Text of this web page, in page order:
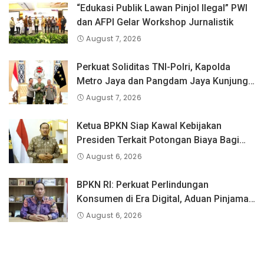
“Edukasi Publik Lawan Pinjol Ilegal” PWI
dan AFPI Gelar Workshop Jurnalistik
August 7, 2026
Perkuat Soliditas TNI-Polri, Kapolda
Metro Jaya dan Pangdam Jaya Kunjungi
Dankorps Brimob Polri
August 7, 2026
Ketua BPKN Siap Kawal Kebijakan
Presiden Terkait Potongan Biaya Bagi
Penyandang Disabilitas
August 6, 2026
BPKN RI: Perkuat Perlindungan
Konsumen di Era Digital, Aduan Pinjaman
Online Masih Menjadi Perhatian Serius
August 6, 2026